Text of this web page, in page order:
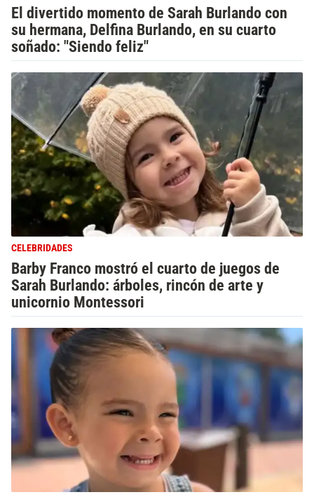
El divertido momento de Sarah Burlando con
su hermana, Delfina Burlando, en su cuarto
soñado: "Siendo feliz"
CELEBRIDADES
Barby Franco mostró el cuarto de juegos de
Sarah Burlando: árboles, rincón de arte y
unicornio Montessori